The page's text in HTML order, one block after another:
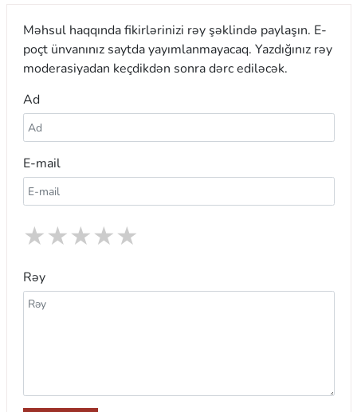
Məhsul haqqında fikirlərinizi rəy şəklində paylaşın. E-
poçt ünvanınız saytda yayımlanmayacaq. Yazdığınız rəy
moderasiyadan keçdikdən sonra dərc ediləcək.
Ad
E-mail
★
★
★
★
★
Rəy